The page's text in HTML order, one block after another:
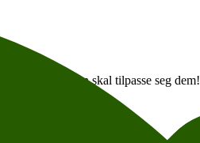
Teknologien skal tilpasse seg dem!
i hverdagen.